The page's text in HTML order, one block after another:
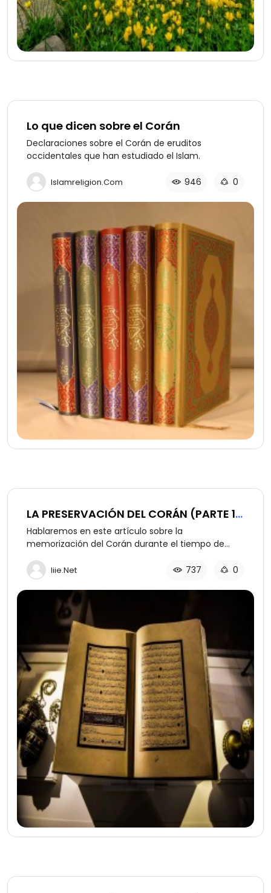
Lo que dicen sobre el Corán
Declaraciones sobre el Corán de eruditos
occidentales que han estudiado el Islam.
Islamreligion.com 946 0
LA PRESERVACIÓN DEL CORÁN (PARTE 1
DE 2): LA MEMORIZACIÓN
Hablaremos en este artículo sobre la
memorización del Corán durante el tiempo de
con él, y su memorización hoy por millones de
musulmanes.
Iiie.net 737 0